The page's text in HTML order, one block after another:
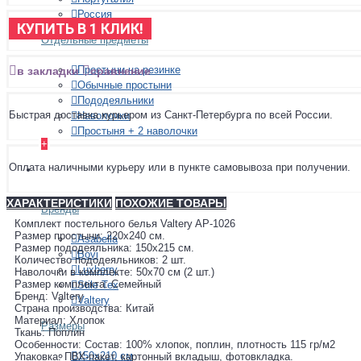
Россия
Отдельные предметы
Простыни на резинке
Обычные простыни
Пододеяльники
Наволочки
Простыня + 2 наволочки
+
ПОКРЫВАЛА
Бренды
Asabella
Bovi
Luxberry
Stile Tex
Valtery
Размеры
150х210 см
КУПИТЬ В 1 КЛИК!
в закладки сравнение
Быстрая доставка курьером из Санкт-Петербурга по всей России.
Оплата наличными курьеру или в пункте самовывоза при получении.
ХАРАКТЕРИСТИКИ ПОХОЖИЕ ТОВАРЫ
Комплект постельного белья Valtery AP-1026
Размер простыни: 220х240 см.
Размер пододеяльника: 150х215 см.
Количество пододеяльников: 2 шт.
Наволочки в комплекте: 50х70 см (2 шт.)
Размер комплекта: Семейный
Бренд: Valtery
Страна производства: Китай
Материал: Хлопок
Ткань: Поплин
Особенности: Состав: 100% хлопок, поплин, плотность 115 гр/м2
Упаковка: ПВХ-пакет, картонный вкладыш, фотовкладка.